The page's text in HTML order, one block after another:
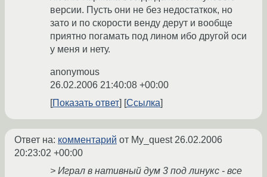
версии. Пусть они не без недостаткок, но
зато и по скорости венду дерут и вообще
приятно погамать под лином ибо другой оси
у меня и нету.
anonymous
26.02.2006 21:40:08 +00:00
Показать ответ
Ссылка
Ответ на: комментарий от My_quest26.02.2006
20:23:02 +00:00
> Играл в нативный дум 3 под линукс - все